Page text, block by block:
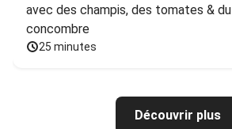
avec des champis, des tomates & du
concombre
25 minutes
Découvrir plus